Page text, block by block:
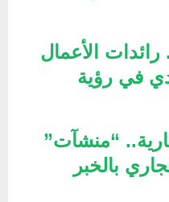
رائدات الأعمال
في رؤية
تجارية.. “منشآت”
بالخبر